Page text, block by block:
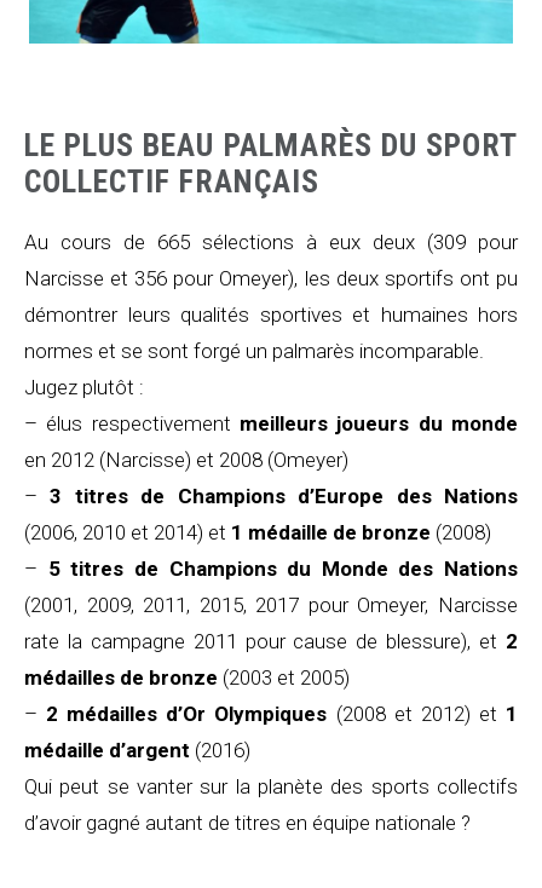
LE PLUS BEAU PALMARÈS DU SPORT
COLLECTIF FRANÇAIS
Au cours de 665 sélections à eux deux (309 pour
Narcisse et 356 pour Omeyer), les deux sportifs ont pu
démontrer leurs qualités sportives et humaines hors
normes et se sont forgé un palmarès incomparable.
Jugez plutôt :
– élus respectivement meilleurs joueurs du monde
en 2012 (Narcisse) et 2008 (Omeyer)
– 3 titres de Champions d’Europe des Nations
(2006, 2010 et 2014) et 1 médaille de bronze (2008)
– 5 titres de Champions du Monde des Nations
(2001, 2009, 2011, 2015, 2017 pour Omeyer, Narcisse
rate la campagne 2011 pour cause de blessure), et 2
médailles de bronze (2003 et 2005)
– 2 médailles d’Or Olympiques (2008 et 2012) et 1
médaille d’argent (2016)
Qui peut se vanter sur la planète des sports collectifs
d’avoir gagné autant de titres en équipe nationale ?